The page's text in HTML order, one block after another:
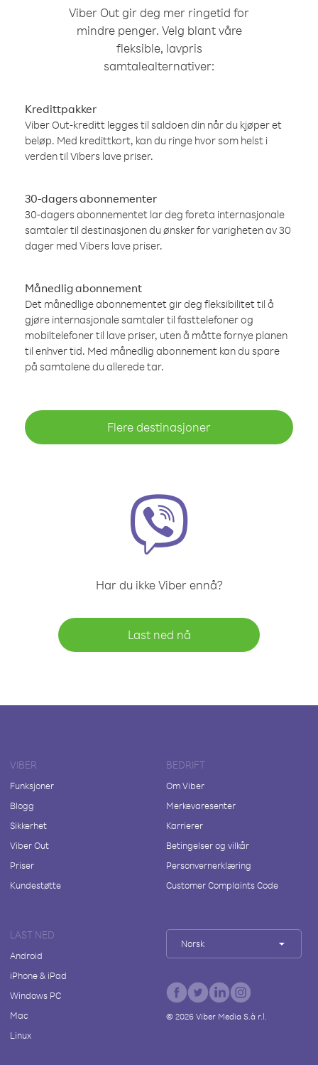
Viber Out gir deg mer ringetid for
mindre penger. Velg blant våre
fleksible, lavpris
samtalealternativer:
Kredittpakker
Viber Out-kreditt legges til saldoen din når du kjøper et
beløp. Med kredittkort, kan du ringe hvor som helst i
verden til Vibers lave priser.
30-dagers abonnementer
30-dagers abonnementet lar deg foreta internasjonale
samtaler til destinasjonen du ønsker for varigheten av 30
dager med Vibers lave priser.
Månedlig abonnement
Det månedlige abonnementet gir deg fleksibilitet til å
gjøre internasjonale samtaler til fasttelefoner og
mobiltelefoner til lave priser, uten å måtte fornye planen
til enhver tid. Med månedlig abonnement kan du spare
på samtalene du allerede tar.
Flere destinasjoner
Har du ikke Viber ennå?
Last ned nå
VIBER
Funksjoner
Blogg
Sikkerhet
Viber Out
Priser
Kundestøtte
BEDRIFT
Om Viber
Merkevaresenter
Karrierer
Betingelser og vilkår
Personvernerklæring
Customer Complaints Code
LAST NED
Android
iPhone & iPad
Windows PC
Mac
Linux
Norsk
© 2026Viber Media S.à r.l.